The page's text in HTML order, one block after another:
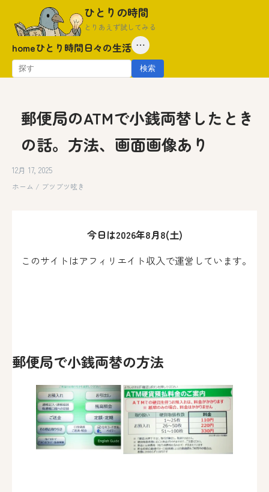
content
ひとりの時間
とりあえず試してみる
homeひとり時間日々の生活 ⋯
検
検索
郵便局のATMで小銭両替したとき
の話。方法、画面画像あり
12月 17, 2025
ホーム / ブツブツ呟き
今日は2026年8月8(土)
このサイトはアフィリエイト収入で運営しています。
郵便局で小銭両替の方法